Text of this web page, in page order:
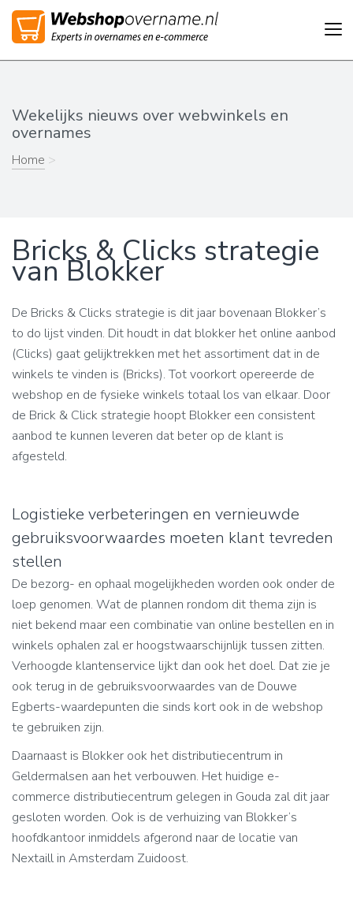
Wekelijks nieuws over webwinkels en
overnames
Home >
Bricks & Clicks strategie
van Blokker
De Bricks & Clicks strategie is dit jaar bovenaan Blokker’s
to do lijst vinden. Dit houdt in dat blokker het online aanbod
(Clicks) gaat gelijktrekken met het assortiment dat in de
winkels te vinden is (Bricks). Tot voorkort opereerde de
webshop en de fysieke winkels totaal los van elkaar. Door
de Brick & Click strategie hoopt Blokker een consistent
aanbod te kunnen leveren dat beter op de klant is
afgesteld.
Logistieke verbeteringen en vernieuwde
gebruiksvoorwaardes moeten klant tevreden
stellen
De bezorg- en ophaal mogelijkheden worden ook onder de
loep genomen. Wat de plannen rondom dit thema zijn is
niet bekend maar een combinatie van online bestellen en in
winkels ophalen zal er hoogstwaarschijnlijk tussen zitten.
Verhoogde klantenservice lijkt dan ook het doel. Dat zie je
ook terug in de gebruiksvoorwaardes van de Douwe
Egberts-waardepunten die sinds kort ook in de webshop
te gebruiken zijn.
Daarnaast is Blokker ook het distributiecentrum in
Geldermalsen aan het verbouwen. Het huidige e-
commerce distributiecentrum gelegen in Gouda zal dit jaar
gesloten worden. Ook is de verhuizing van Blokker’s
hoofdkantoor inmiddels afgerond naar de locatie van
Nextaill in Amsterdam Zuidoost.